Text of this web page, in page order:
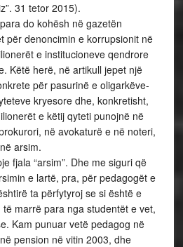
31 tetor 2015).
do kohësh në gazetën
për denoncimin e korrupsionit në
e institucioneve qendrore
Këtë herë, në artikull jepet një
për pasurinë e oligarkëve-
kryesore dhe, konkretisht,
e këtij qyteti punojnë në
në avokaturë e në noteri,
arsim.
fjala “arsim”. Dhe me siguri që
e lartë, pra, për pedagogët e
ta përfytyroj se si është e
marrë para nga studentët e vet,
Kam punuar vetë pedagog në
pension në vitin 2003, dhe